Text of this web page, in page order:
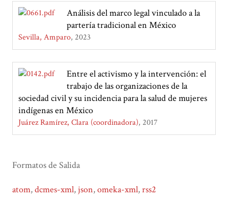
Análisis del marco legal vinculado a la
partería tradicional en México
Sevilla, Amparo 2023
Entre el activismo y la intervención: el
trabajo de las organizaciones de la
sociedad civil y su incidencia para la salud de mujeres
indígenas en México
Juárez Ramírez, Clara (coordinadora) 2017
Formatos de Salida
atom,dcmes-xml, json,omeka-xml,rss2